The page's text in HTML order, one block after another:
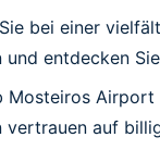
bei einer
und entdecken
Mosteiros Airport
vertrauen auf